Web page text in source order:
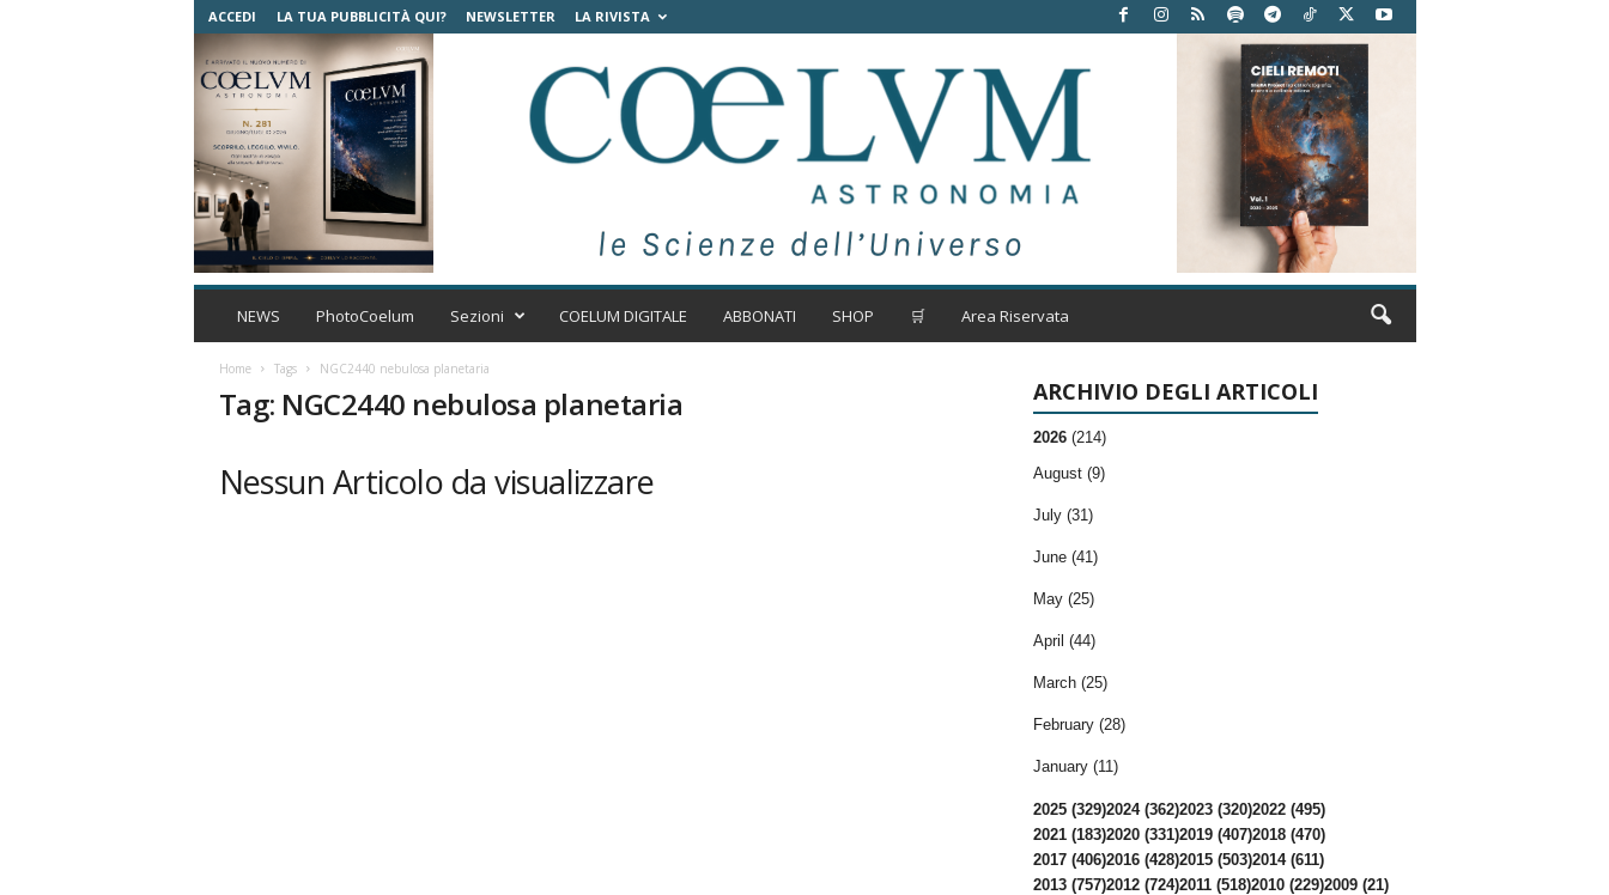
ACCEDI LA TUA PUBBLICITÀ QUI? NEWSLETTER LA RIVISTA
C
m
t
NEWS PhotoCoelum Sezioni COELUM DIGITALE ABBONATI SHOP 🛒 Area Riservata
Home Tags NGC2440 nebulosa planetaria
Tag: NGC2440 nebulosa planetaria
Nessun Articolo da visualizzare
ARCHIVIO DEGLI ARTICOLI
2026 (214)
August (9)
July (31)
June (41)
May (25)
April (44)
March (25)
February (28)
January (11)
2025 (329)2024 (362)2023 (320)2022 (495)
2021 (183)2020 (331)2019 (407)2018 (470)
2017 (406)2016 (428)2015 (503)2014 (611)
2013 (757)2012 (724)2011 (518)2010 (229)2009 (21)